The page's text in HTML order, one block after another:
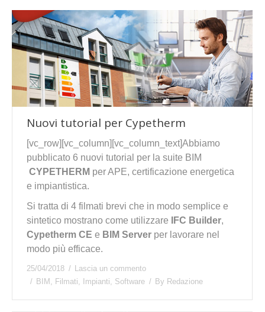
Nuovi tutorial per Cypetherm
[vc_row][vc_column][vc_column_text]Abbiamo
pubblicato 6 nuovi tutorial per la suite BIM
CYPETHERM per APE, certificazione energetica
e impiantistica.
Si tratta di 4 filmati brevi che in modo semplice e
sintetico mostrano come utilizzare
IFC Builder,
Cypetherm CE e BIM Server per lavorare nel
modo più efficace.
25/04/2018
Lascia un commento
BIM
Filmati Impianti Software By Redazione